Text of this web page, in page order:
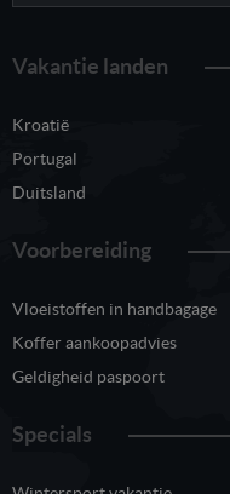
Vakantie landen
Kroatië
Portugal
Duitsland
Voorbereiding
Vloeistoffen in handbagage
Koffer aankoopadvies
Geldigheid paspoort
Specials